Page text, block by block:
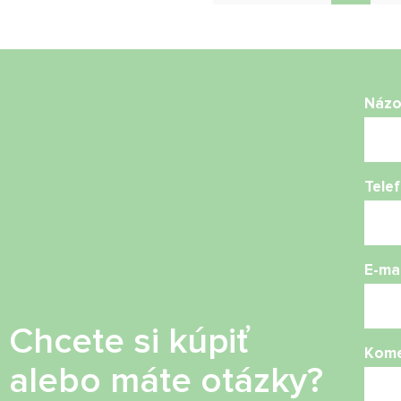
Chcete si kúpiť
alebo máte otázky?
E-